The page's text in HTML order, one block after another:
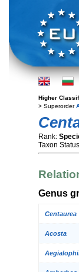
Higher
> Superorder
Rank:
Taxon
Genus
Centaurea
Acosta